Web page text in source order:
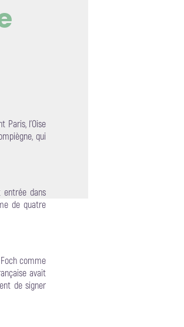
l’Oise
qui
dans
de quatre
comme
avait
de signer